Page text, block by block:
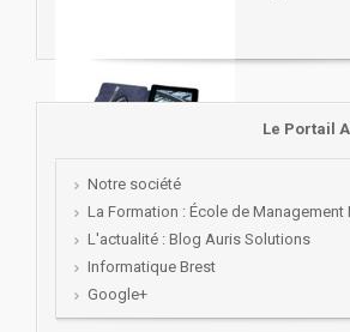
Le Portail
Notre société
La Formation : École de Management
L'actualité : Blog Auris Solutions
Informatique Brest
Google+